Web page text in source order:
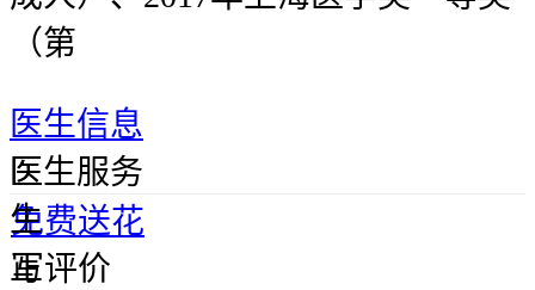
（第
医生信息
医
生
正
医生服务
免费送花
写评价